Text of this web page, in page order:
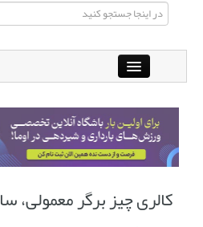
باشگاه آنلاین
دانشنامه سلامت بانوان
انجمن متخصصین زنان و اوما
کالری چیز برگر